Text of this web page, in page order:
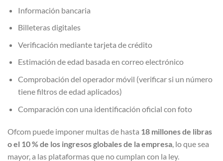
Información bancaria
Billeteras digitales
Verificación mediante tarjeta de crédito
Estimación de edad basada en correo electrónico
Comprobación del operador móvil (verificar si un número
tiene filtros de edad aplicados)
Comparación con una identificación oficial con foto
Ofcom puede imponer multas de hasta 18 millones de libras
o el 10 % de los ingresos globales de la empresa, lo que sea
mayor, a las plataformas que no cumplan con la ley.